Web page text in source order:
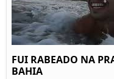
FUI RABEADO NA
BAHIA